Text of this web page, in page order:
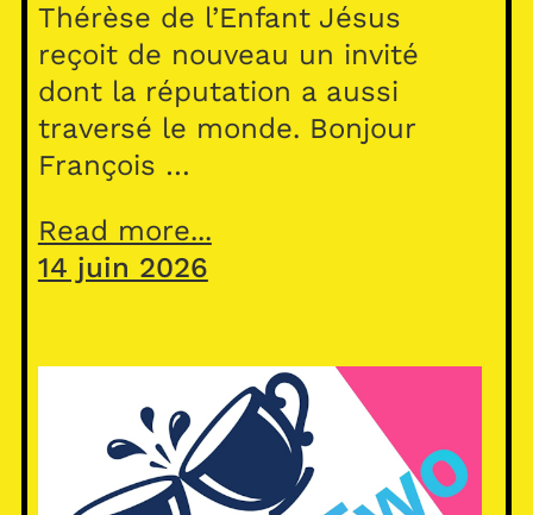
Thérèse de l’Enfant Jésus
reçoit de nouveau un invité
dont la réputation a aussi
traversé le monde. Bonjour
François …
Read more...
14 juin 2026